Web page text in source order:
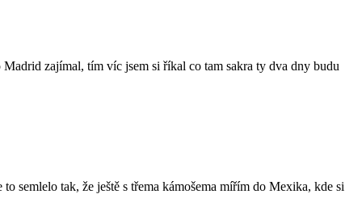
zajímal, tím víc jsem si říkal co tam sakra ty dva dny budu
semlelo tak, že ještě s třema kámošema mířím do Mexika, kde si